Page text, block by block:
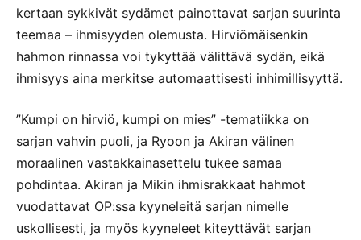
kertaan sykkivät sydämet painottavat sarjan suurinta
teemaa – ihmisyyden olemusta. Hirviömäisenkin
hahmon rinnassa voi tykyttää välittävä sydän, eikä
ihmisyys aina merkitse automaattisesti inhimillisyyttä.
”Kumpi on hirviö, kumpi on mies” -tematiikka on
sarjan vahvin puoli, ja Ryoon ja Akiran välinen
moraalinen vastakkainasettelu tukee samaa
pohdintaa. Akiran ja Mikin ihmisrakkaat hahmot
vuodattavat OP:ssa kyyneleitä sarjan nimelle
uskollisesti, ja myös kyyneleet kiteyttävät sarjan